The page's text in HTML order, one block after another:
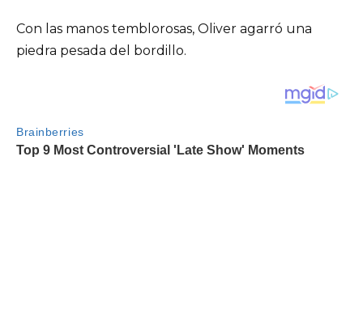
Con las manos temblorosas, Oliver agarró una
piedra pesada del bordillo.